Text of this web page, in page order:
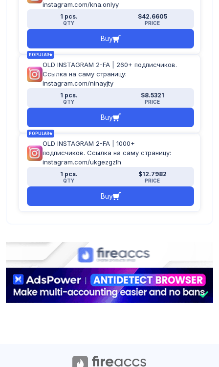
instagram.com/kna.onlyy
1 pcs.
QTY
$42.6605
PRICE
Buy
POPULAR
OLD INSTAGRAM 2-FA | 260+ подписчиков.
Ссылка на саму страницу:
instagram.com/ninayjty
1 pcs.
QTY
$8.5321
PRICE
Buy
POPULAR
OLD INSTAGRAM 2-FA | 1000+
подписчиков. Ссылка на саму страницу:
instagram.com/ukgezgzlh
1 pcs.
QTY
$12.7982
PRICE
Buy